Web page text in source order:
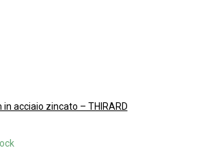
acciaio zincato – THIRARD